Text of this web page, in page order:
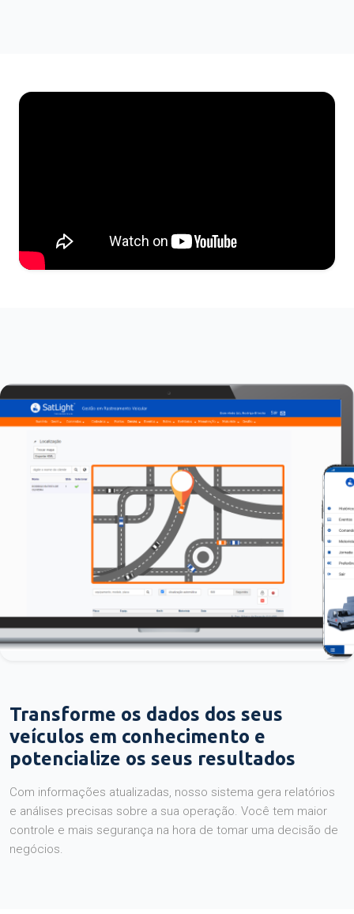
Transforme os dados dos seus
veículos em conhecimento e
potencialize os seus resultados
Com informações atualizadas, nosso sistema gera relatórios
e análises precisas sobre a sua operação. Você tem maior
controle e mais segurança na hora de tomar uma decisão de
negócios.